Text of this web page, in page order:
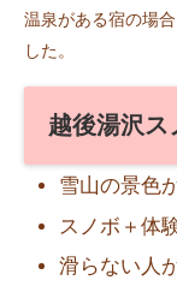
温泉がある宿の場
した。
越後湯沢ス
雪山の景色
スノボ＋体
滑らない人